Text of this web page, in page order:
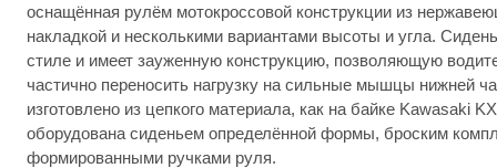
оснащённая рулём мотокроссовой конструкции из
накладкой и несколькими вариантами высоты и угла.
стиле и имеет зауженную конструкцию, позволяющую
частично переносить нагрузку на сильные мышцы нижней
изготовлено из цепкого материала, как на байке Kawasaki
оборудована сиденьем определённой формы, броским
формированными ручками руля.